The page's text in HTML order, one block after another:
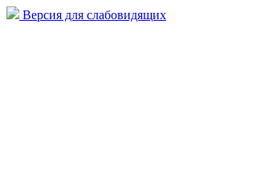
Версия для слабовидящих